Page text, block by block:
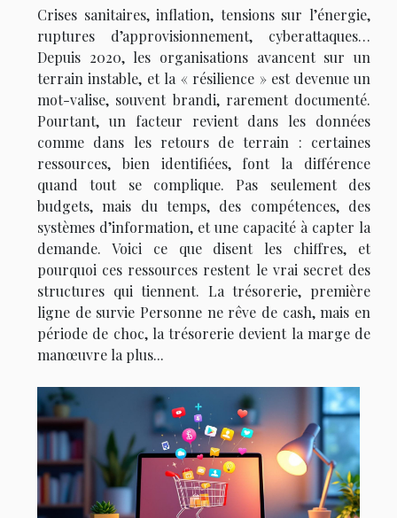
Crises sanitaires, inflation, tensions sur l’énergie,
ruptures d’approvisionnement, cyberattaques…
Depuis 2020, les organisations avancent sur un
terrain instable, et la « résilience » est devenue un
mot-valise, souvent brandi, rarement documenté.
Pourtant, un facteur revient dans les données
comme dans les retours de terrain : certaines
ressources, bien identifiées, font la différence
quand tout se complique. Pas seulement des
budgets, mais du temps, des compétences, des
systèmes d’information, et une capacité à capter la
demande. Voici ce que disent les chiffres, et
pourquoi ces ressources restent le vrai secret des
structures qui tiennent. La trésorerie, première
ligne de survie Personne ne rêve de cash, mais en
période de choc, la trésorerie devient la marge de
manœuvre la plus...